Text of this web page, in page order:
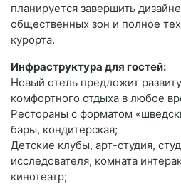
планируется завершить
общественных зон и полное
курорта.
Инфраструктура для гостей:
Новый отель предложит
комфортного отдыха в любое
Рестораны с форматом
бары, кондитерская;
Детские клубы, арт-студия,
исследователя, комната
кинотеатр;